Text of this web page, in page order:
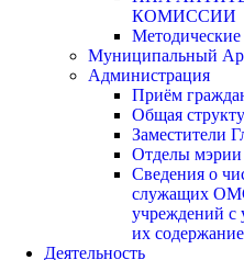
КОМИССИИ
Муниципальный
Администрация
Приём
Общая
Заместители
Отделы мэрии
Сведения о
служащих
учреждений с
их содержание
Деятельность